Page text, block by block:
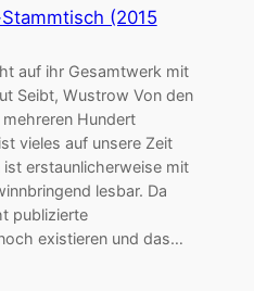
(2015
auf ihr Gesamtwerk mit
Seibt, Wustrow Von den
Hundert
vieles auf unsere Zeit
erstaunlicherweise mit
lesbar. Da
publizierte
existieren und das…